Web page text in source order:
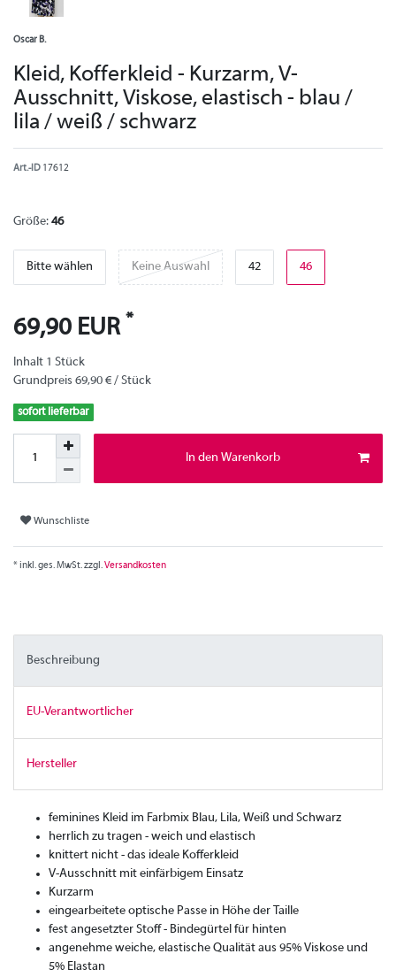
Oscar B.
Kleid, Kofferkleid - Kurzarm, V-
Ausschnitt, Viskose, elastisch - blau /
lila / weiß / schwarz
Art.-ID 17612
Größe: 46
Bitte wählen Keine Auswahl 42 46
69,90 EUR *
Inhalt 1 Stück
Grundpreis 69,90 € / Stück
sofort lieferbar
In den Warenkorb
Wunschliste
* inkl. ges. MwSt. zzgl.Versandkosten
Beschreibung
EU-Verantwortlicher
Hersteller
feminines Kleid im Farbmix Blau, Lila, Weiß und Schwarz
herrlich zu tragen - weich und elastisch
knittert nicht - das ideale Kofferkleid
V-Ausschnitt mit einfärbigem Einsatz
Kurzarm
eingearbeitete optische Passe in Höhe der Taille
fest angesetzter Stoff - Bindegürtel für hinten
angenehme weiche, elastische Qualität aus 95% Viskose und
5% Elastan